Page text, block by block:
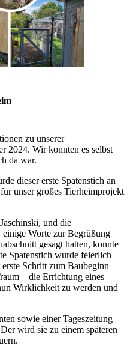
zu unserer
2024. Wir konnten es selbst
da war.
dieser erste Spatenstich an
unser großes Tierheimprojekt
und die
Worte zur Begrüßung
gesagt hatten, konnte
Spatenstich wurde feierlich
Schritt zum Baubeginn
– die Errichtung eines
Wirklichkeit zu werden und
sowie einer Tageszeitung
wird sie zu einem späteren